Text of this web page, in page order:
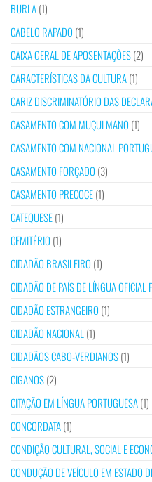
BURLA(1)
CABELO RAPADO (1)
CAIXA GERAL DE APOSENTAÇÕES(2)
CARACTERÍSTICAS DA CULTURA(1)
CARIZ DISCRIMINATÓRIO DAS
CASAMENTO COM MUÇULMANO (1)
CASAMENTO COM NACIONAL
CASAMENTO FORÇADO (3)
CASAMENTO PRECOCE(1)
CATEQUESE(1)
CEMITÉRIO (1)
CIDADÃO BRASILEIRO (1)
CIDADÃO DE PAÍS DE LÍNGUA OFICIAL
CIDADÃO ESTRANGEIRO (1)
CIDADÃO NACIONAL (1)
CIDADÃOS CABO-VERDIANOS(1)
CIGANOS(2)
CITAÇÃO EM LÍNGUA PORTUGUESA(1)
CONCORDATA(1)
CONDIÇÃO CULTURAL, SOCIAL E
CONDUÇÃO DE VEÍCULO EM ESTADO